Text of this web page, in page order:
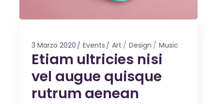
3 Marzo 2020 Events Art Design Music
Etiam ultricies nisi
vel augue quisque
rutrum aenean